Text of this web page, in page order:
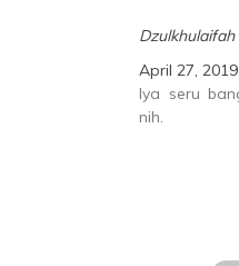
Dzulkhulaifah
April 27,
Iya seru
nih.